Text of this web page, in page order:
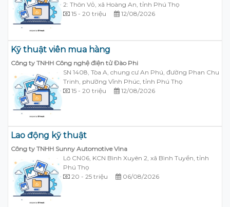
2: Thôn Vỏ, xã Hoàng An, tỉnh Phú Thọ
15 - 20 triệu
12/08/2026
Kỹ thuật viên mua hàng
Công ty TNHH Công nghệ điện tử Đào Phi
SN 1408, Tòa A, chung cư An Phú, đường Phan Chu
Trinh, phường Vĩnh Phúc, tỉnh Phú Thọ
15 - 20 triệu
12/08/2026
Lao động kỹ thuật
Công ty TNHH Sunny Automotive Vina
Lô CN06, KCN Bình Xuyên 2, xã Bình Tuyền, tỉnh
Phú Thọ
20 - 25 triệu
06/08/2026